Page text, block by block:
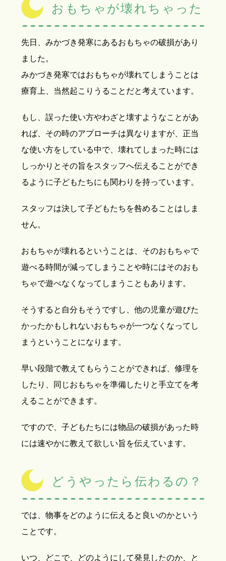
おもちゃが壊れちゃった
先日、みかづき発寒にあるおもちゃの破損があり
ました。
みかづき発寒ではおもちゃが壊れてしまうことは
療育上、当然起こりうることだと考えています。
もし、誤った使い方やわざと壊すようなことがあ
れば、その時のアプローチは異なりますが、正当
な使い方をしている中で、壊れてしまった時には
しっかりとその旨をスタッフへ伝えることができ
るように子どもたちにも関わりを持っています。
スタッフは決して子どもたちを咎めることはしま
せん。
おもちゃが壊れるということは、そのおもちゃで
遊べる時間が減ってしまうことや時にはそのおも
ちゃで遊べなくなってしまうこともあります。
そうすると自分もそうですし、他の児童が遊びた
かったかもしれないおもちゃが一つなくなってし
まうということになります。
早い段階で教えてもらうことができれば、修理を
したり、同じおもちゃを準備したりと手立てを考
えることができます。
ですので、子どもたちには物品の破損があった時
には速やかに教えて欲しい旨を伝えています。
どうやったら伝わるの？
では、物事をどのように伝えると良いのかという
ことです。
いつ、どこで、どのようにして発見したのか、と